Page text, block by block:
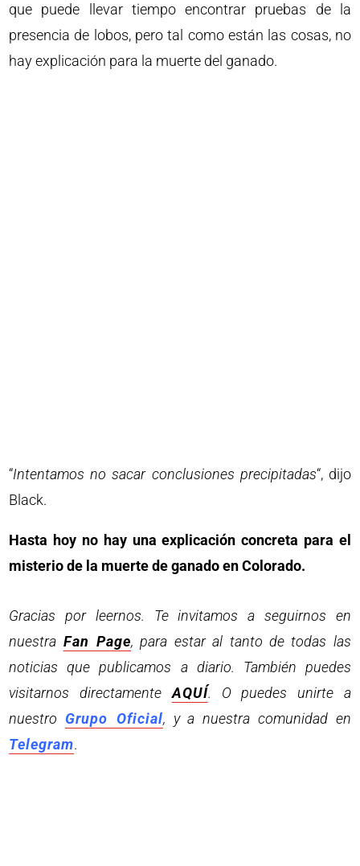
que puede llevar tiempo encontrar pruebas de la
presencia de lobos, pero tal como están las cosas, no
hay explicación para la muerte del ganado.
“Intentamos no sacar conclusiones precipitadas“, dijo
Black.
Hasta hoy no hay una explicación concreta para el
misterio de la muerte de ganado en Colorado.
Gracias por leernos. Te invitamos a seguirnos en
nuestra Fan Page, para estar al tanto de todas las
noticias que publicamos a diario. También puedes
visitarnos directamenteAQUÍ. O puedes unirte a
nuestro Grupo Oficial, y a nuestra comunidad en
Telegram.